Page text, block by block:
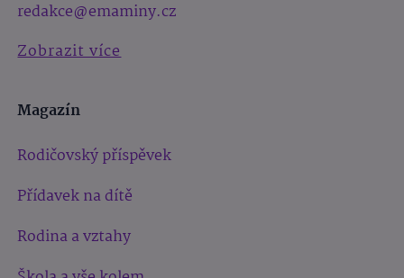
redakce@emaminy.cz
Zobrazit více
Magazín
Rodičovský příspěvek
Přídavek na dítě
Rodina a vztahy